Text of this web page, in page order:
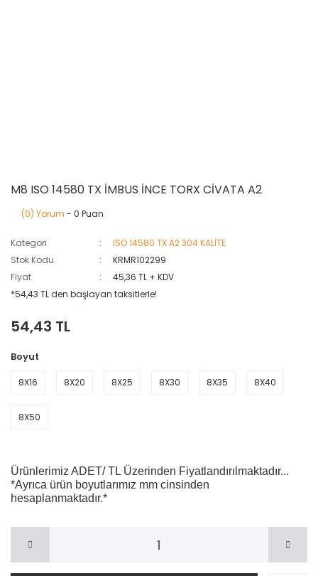
M8 ISO 14580 TX İMBUS İNCE TORX CİVATA A2
(0) Yorum - 0 Puan
Kategori
ISO 14580 TX A2 304 KALİTE
Stok Kodu
KRMR102299
Fiyat
45,36 TL + KDV
*54,43 TL den başlayan taksitlerle!
54,43 TL
Boyut
8X16 8X20 8X25 8X30 8X35 8X40
8X50
Ürünlerimiz ADET/ TL Üzerinden Fiyatlandırılmaktadır...
*Ayrıca ürün boyutlarımız mm cinsinden
hesaplanmaktadır.*